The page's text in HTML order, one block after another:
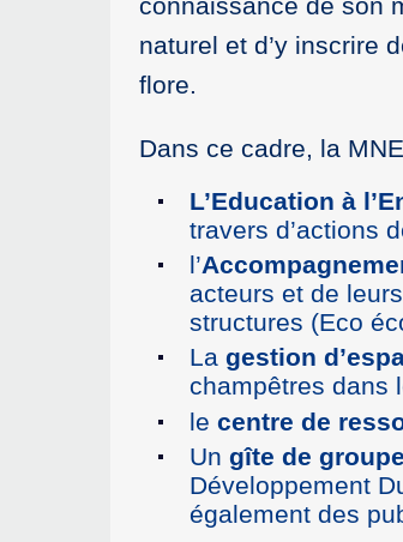
naturel et d’y inscrire
flore.
Dans ce cadre, la
L’Education à
travers d’actions
l’
acteurs et de
structures (Eco
La gestion
champêtres dans
le centre de
Un gîte de
Développement
également des